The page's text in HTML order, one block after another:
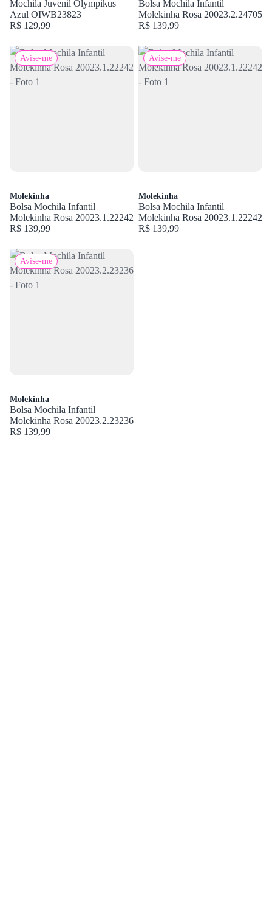
Mochila Juvenil Olympikus
Azul OIWB23823
R$ 129,99
Bolsa Mochila Infantil
Molekinha Rosa 20023.2.24705
R$ 139,99
Avise-me
Molekinha
Bolsa Mochila Infantil
Molekinha Rosa 20023.1.22242
R$ 139,99
Avise-me
Molekinha
Bolsa Mochila Infantil
Molekinha Rosa 20023.1.22242
R$ 139,99
Avise-me
Molekinha
Bolsa Mochila Infantil
Molekinha Rosa 20023.2.23236
R$ 139,99